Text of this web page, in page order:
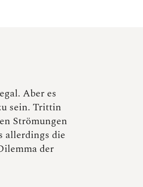
Aber es
sein. Trittin
Strömungen
allerdings die
der